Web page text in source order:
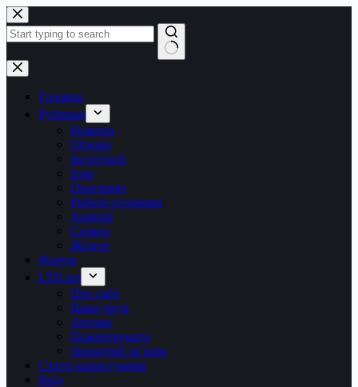
Перейти
до
вмісту
Немає
результатів
Головна
Рубрики
Новини
Обзори
Інструкції
Ігри
Програми
Робоче оточення
Android
Сервер
Железо
Форум
LTB.net
Про сайт
Наші друзі
Автори
Пожертвувати
Зворотній зв’язок
Статті користувачів
Вхід